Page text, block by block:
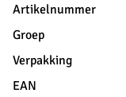
Artikelnummer
Groep
Verpakking
EAN